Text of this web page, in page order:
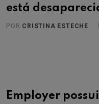
está
POR CRISTINA ESTECHE
Employer